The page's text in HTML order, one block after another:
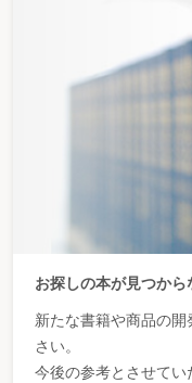
お探しの本が見つから
新たな書籍や商品の
さい。
今後の参考とさせてい